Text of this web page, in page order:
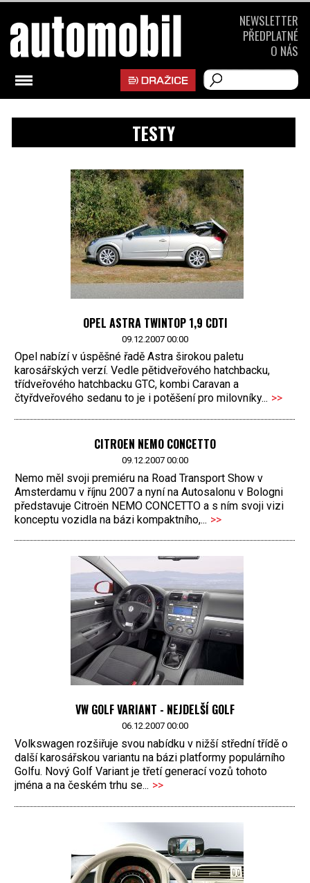
TESTY
OPEL ASTRA TWINTOP 1,9 CDTI
09.12.2007 00:00
Opel nabízí v úspěšné řadě Astra širokou paletu
karosářských verzí. Vedle pětidveřového hatchbacku,
třídveřového hatchbacku GTC, kombi Caravan a
čtyřdveřového sedanu to je i potěšení pro milovníky... >>
CITROEN NEMO CONCETTO
09.12.2007 00:00
Nemo měl svoji premiéru na Road Transport Show v
Amsterdamu v říjnu 2007 a nyní na Autosalonu v Bologni
představuje Citroën NEMO CONCETTO a s ním svoji vizi
konceptu vozidla na bázi kompaktního,... >>
VW GOLF VARIANT - NEJDELŠÍ GOLF
06.12.2007 00:00
Volkswagen rozšiřuje svou nabídku v nižší střední třídě o
další karosářskou variantu na bázi platformy populárního
Golfu. Nový Golf Variant je třetí generací vozů tohoto
jména a na českém trhu se... >>
NEWSLETTER
PŘEDPLATNÉ
O NÁS